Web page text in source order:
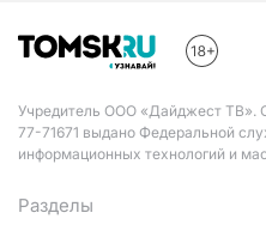
Учредитель ООО «Дайджест
77-71671 выдано Федеральной
информационных технологий и
Разделы